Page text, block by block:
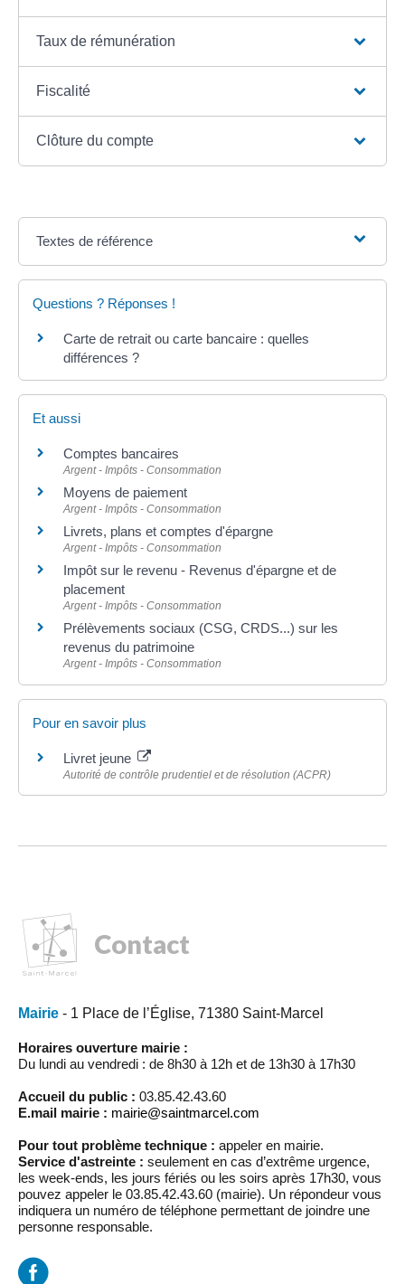
Taux de rémunération
Fiscalité
Clôture du compte
Textes de référence
Questions ? Réponses !
Carte de retrait ou carte bancaire : quelles
différences ?
Et aussi
Comptes bancaires
Argent - Impôts - Consommation
Moyens de paiement
Argent - Impôts - Consommation
Livrets, plans et comptes d'épargne
Argent - Impôts - Consommation
Impôt sur le revenu - Revenus d'épargne et de
placement
Argent - Impôts - Consommation
Prélèvements sociaux (CSG, CRDS...) sur les
revenus du patrimoine
Argent - Impôts - Consommation
Pour en savoir plus
Livret jeune
Autorité de contrôle prudentiel et de résolution (ACPR)
Contact
Mairie - 1 Place de l’Église, 71380 Saint-Marcel
Horaires ouverture mairie :
Du lundi au vendredi : de 8h30 à 12h et de 13h30 à 17h30
Accueil du public : 03.85.42.43.60
E.mail mairie : mairie@saintmarcel.com
Pour tout problème technique : appeler en mairie.
Service d'astreinte : seulement en cas d’extrême urgence,
les week-ends, les jours fériés ou les soirs après 17h30, vous
pouvez appeler le 03.85.42.43.60 (mairie). Un répondeur vous
indiquera un numéro de téléphone permettant de joindre une
personne responsable.